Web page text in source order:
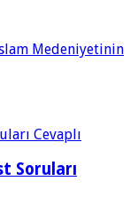
Medeniyetinin
Soruları